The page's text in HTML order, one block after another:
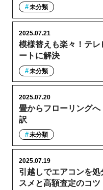
未分類
模様替えも楽々！テ
ートに解決
2025.07.21
未分類
畳からフローリング
訳
2025.07.20
未分類
引越しでエアコンを
スメと高額査定のコツ
2025.07.19